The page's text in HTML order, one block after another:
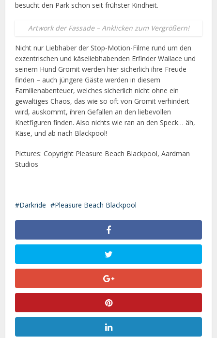
besucht den Park schon seit frühster Kindheit.
Artwork der Fassade – Anklicken zum Vergrößern!
Nicht nur Liebhaber der Stop-Motion-Filme rund um den
exzentrischen und käseliebhabenden Erfinder Wallace und
seinem Hund Gromit werden hier sicherlich ihre Freude
finden – auch jüngere Gäste werden in diesem
Familienabenteuer, welches sicherlich nicht ohne ein
gewaltiges Chaos, das wie so oft von Gromit verhindert
wird, auskommt, ihren Gefallen an den liebevollen
Knetfiguren finden. Also nichts wie ran an den Speck… äh,
Käse, und ab nach Blackpool!
Pictures: Copyright Pleasure Beach Blackpool, Aardman
Studios
Darkride Pleasure Beach Blackpool